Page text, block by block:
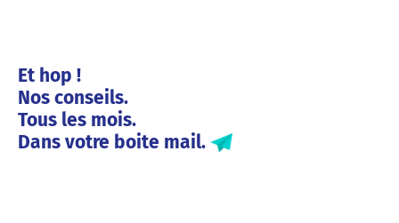
Et hop !
Nos conseils.
Tous les mois.
Dans votre boite mail.